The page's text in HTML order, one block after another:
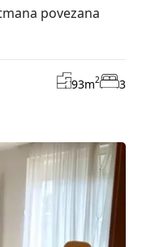
povezana
93m2 3